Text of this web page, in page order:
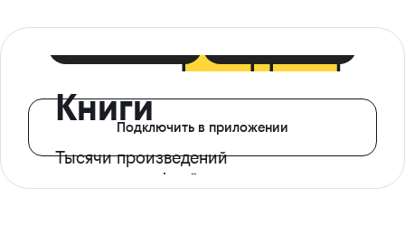
Книги
Тысячи произведений
с доступом офлайн
Подключить в приложении